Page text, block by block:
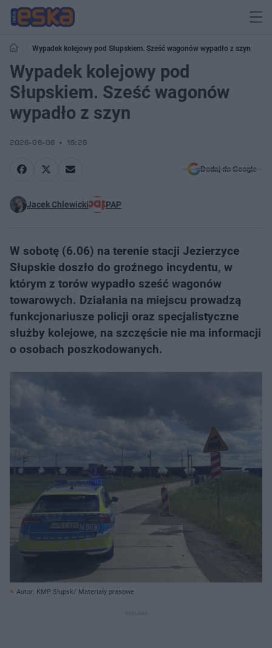
Wypadek kolejowy pod Słupskiem. Sześć wagonów wypadło z szyn
Wypadek kolejowy pod
Słupskiem. Sześć wagonów
wypadło z szyn
2026-06-06 15:28
Dodaj do Google
Jacek Chlewicki PAP
W sobotę (6.06) na terenie stacji Jezierzyce
Słupskie doszło do groźnego incydentu, w
którym z torów wypadło sześć wagonów
towarowych. Działania na miejscu prowadzą
funkcjonariusze policji oraz specjalistyczne
służby kolejowe, na szczęście nie ma informacji
o osobach poszkodowanych.
Autor: KMP Słupsk/ Materiały prasowe